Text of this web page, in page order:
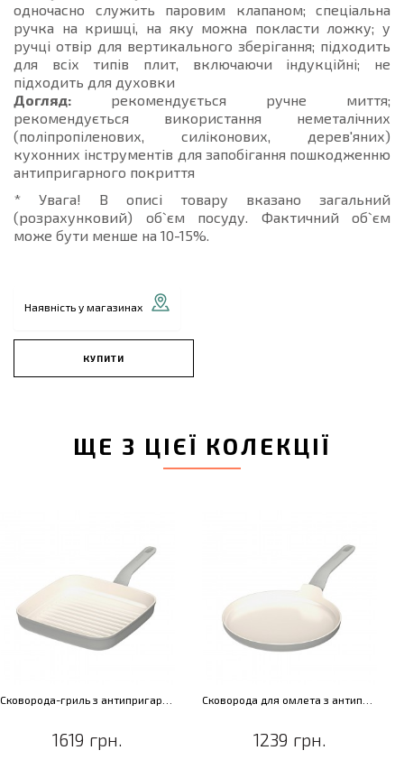
одночасно служить паровим клапаном; спеціальна
ручка на кришці, на яку можна покласти ложку; у
ручці отвір для вертикального зберігання; підходить
для всіх типів плит, включаючи індукційні; не
підходить для духовки
Догляд: рекомендується ручне миття;
рекомендується використання неметалічних
(поліпропіленових, силіконових, дерев'яних)
кухонних інструментів для запобігання пошкодженню
антипригарного покриття
* Увага! В описі товару вказано загальний
(розрахунковий) об`єм посуду. Фактичний об`єм
може бути менше на 10-15%.
Наявність у магазинах
КУПИТИ
ЩЕ З ЦІЄЇ КОЛЕКЦІЇ
1619 грн. 1239 грн.